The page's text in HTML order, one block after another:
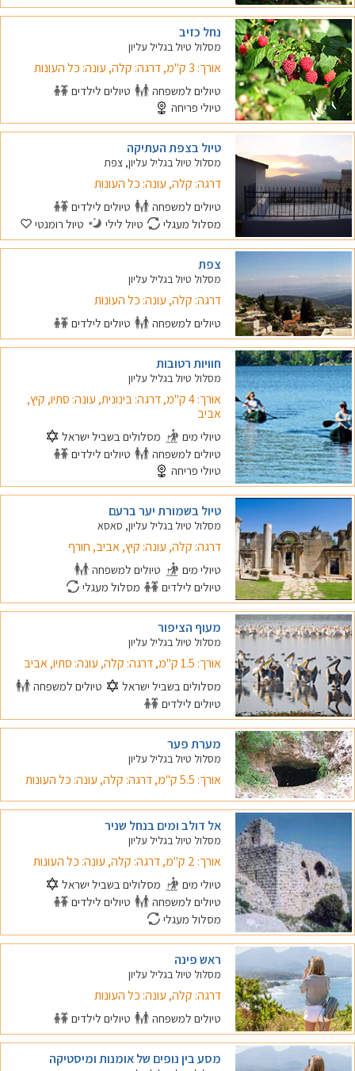
נחל כזיב
מסלול טיול בגליל עליון
אורך: 3 ק"מ, דרגה: קלה, עונה: כל העונות
טיולים למשפחה
טיולים לילדים
טיולי פריחה
טיול בצפת העתיקה
מסלול טיול בגליל עליון, צפת
דרגה: קלה, עונה: כל העונות
טיולים למשפחה
טיולים לילדים
מסלול מעגלי
טיול לילי טיול רומנטי
צפת
מסלול טיול בגליל עליון
דרגה: קלה, עונה: כל העונות
טיולים למשפחה טיולים לילדים
חוויות רטובות
מסלול טיול בגליל עליון
אורך: 4 ק"מ, דרגה: בינונית, עונה: סתיו, קיץ,
אביב
טיולי מים
מסלולים בשביל ישראל
טיולים למשפחה
טיולים לילדים
טיולי פריחה
טיול בשמורת יער ברעם
מסלול טיול בגליל עליון, סאסא
דרגה: קלה, עונה: קיץ, אביב, חורף
טיולי מים
טיולים למשפחה
טיולים לילדים
מסלול מעגלי
מעוף הציפור
מסלול טיול בגליל עליון
אורך: 1.5 ק"מ, דרגה: קלה, עונה: סתיו, אביב
מסלולים בשביל ישראל
טיולים למשפחה
טיולים לילדים
מערת פער
מסלול טיול בגליל עליון
אורך: 5.5 ק"מ, דרגה: קלה, עונה: כל העונות
אל דולב ומים בנחל שניר
מסלול טיול בגליל עליון
אורך: 2 ק"מ, דרגה: קלה, עונה: כל העונות
טיולי מים
מסלולים בשביל ישראל
טיולים למשפחה
טיולים לילדים
מסלול מעגלי
ראש פינה
מסלול טיול בגליל עליון
דרגה: קלה, עונה: כל העונות
טיולים למשפחה טיולים לילדים
מסע בין נופים של אומנות ומיסטיקה